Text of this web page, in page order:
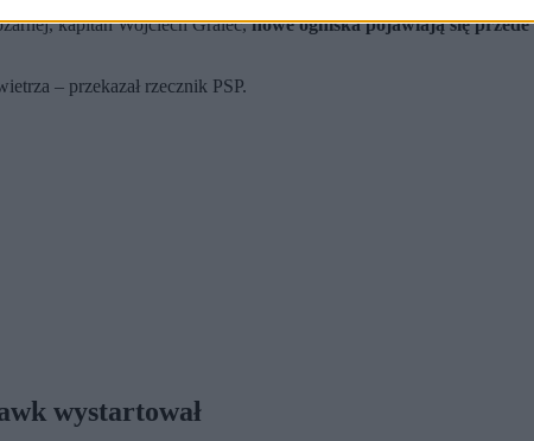
kapitan Wojciech Gralec,nowe ogniska pojawiają się
– przekazał rzecznik PSP.
wystartował